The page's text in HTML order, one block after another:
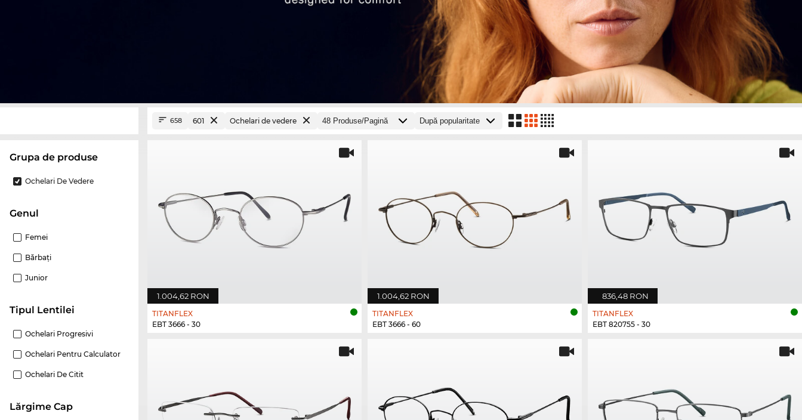
Grupa de produse
Ochelari De Vedere
Genul
Femei
Bărbaţi
Junior
Tipul Lentilei
Ochelari Progresivi
Ochelari Pentru Calculator
Ochelari De Citit
Lărgime Cap
658 601 Ochelari de vedere
1.004,62 RON
TITANFLEX
EBT 3666 - 30
1.004,62 RON
TITANFLEX
EBT 3666 - 60
836,48 RON
TITANFLEX
EBT 820755 - 30